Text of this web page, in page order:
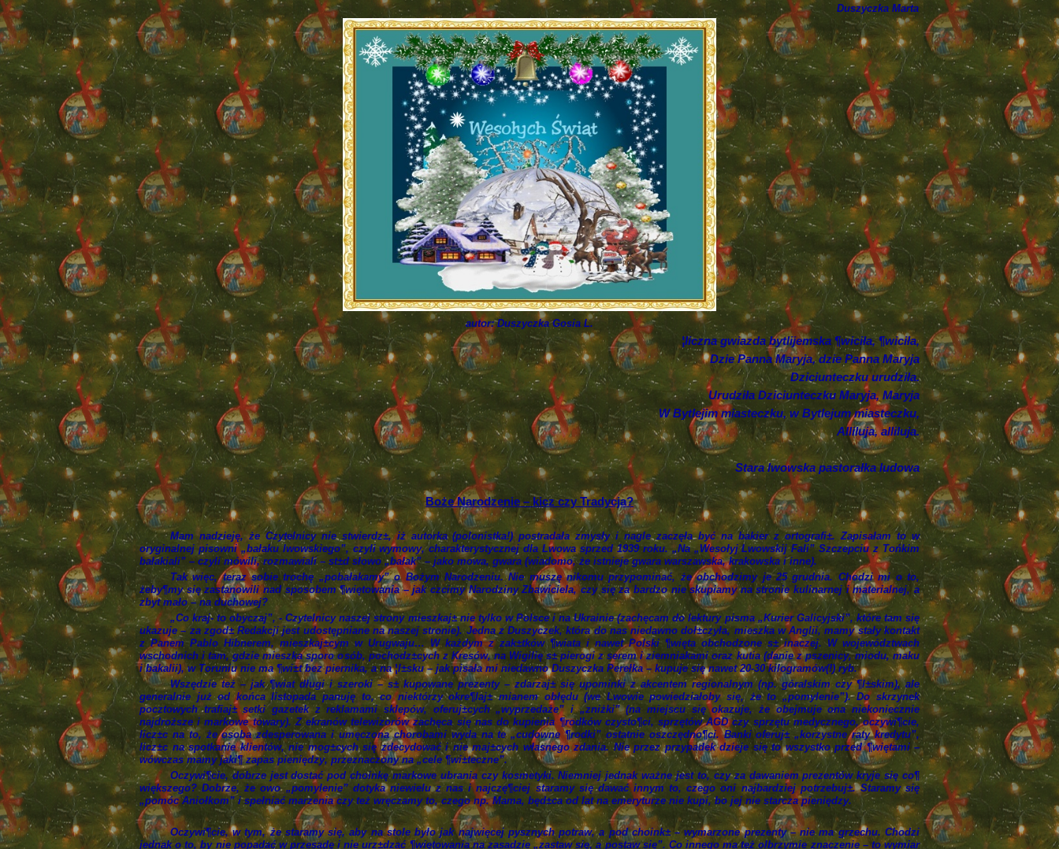
Duszyczka Marta
autor: Duszyczka Gosia L.
¦liczna gwiazda bytlijemska ¶wiciła, ¶wiciła,
Dzie Panna Maryja, dzie Panna Maryja
Dziciunteczku urudziła.
Urudziła Dziciunteczku Maryja, Maryja
W Bytlejim miasteczku, w Bytlejum miasteczku,
Alliluja, alliluja.
Stara lwowska pastorałka ludowa
Boże Narodzenie – kicz czy Tradycja?
Mam nadzieję, że Czytelnicy nie stwierdz±, iż autorka (polonistka!) postradała zmysły i nagle zaczęła być na bakier z ortografi±. Zapisałam to w
oryginalnej pisowni „bałaku lwowskiego”, czyli wymowy, charakterystycznej dla Lwowa sprzed 1939 roku. „Na „Wesołyj Lwowskij Fali” Szczepciu z Tońkim
bałakiali” – czyli mówili, rozmawiali – st±d słowo „bałak” – jako mowa, gwara (wiadomo, że istnieje gwara warszawska, krakowska i inne).
Tak więc, teraz sobie trochę „pobałakamy” o Bożym Narodzeniu. Nie muszę nikomu przypominać, że obchodzimy je 25 grudnia. Chodzi mi o to,
żeby¶my się zastanowili nad sposobem ¶więtowania – jak czcimy Narodziny Zbawiciela, czy się za bardzo nie skupiamy na stronie kulinarnej i materialnej, a
zbyt mało – na duchowej?
„Co kraj- to obyczaj”, - Czytelnicy naszej strony mieszkaj± nie tylko w Polsce i na Ukrainie (zachęcam do lektury pisma „Kurier Galicyjski”, które tam się
ukazuje – za zgod± Redakcji jest udostępniane na naszej stronie). Jedna z Duszyczek, która do nas niedawno doł±czyła, mieszka w Anglii, mamy stały kontakt
z Panem Pablo Hibnerem, mieszkaj±cym w Urugwaju… W każdym z zak±tków ¶wiata i nawet Polski ¶więta obchodzone s± inaczej. W województwach
wschodnich i tam, gdzie mieszka sporo osób, pochodz±cych z Kresów, na Wigilię s± pierogi z serem i ziemniakami oraz kutia (danie z pszenicy, miodu, maku
i bakalii), w Toruniu nie ma ¶wi±t bez piernika, a na ¦l±sku – jak pisała mi niedawno Duszyczka Perełka – kupuje się nawet 20-30 kilogramów(!) ryb.
Wszędzie też – jak ¶wiat długi i szeroki – s± kupowane prezenty – zdarzaj± się upominki z akcentem regionalnym (np. góralskim czy ¶l±skim), ale
generalnie już od końca listopada panuję to, co niektórzy okre¶laj± mianem obłędu (we Lwowie powiedziałoby się, że to „pomylenie”). Do skrzynek
pocztowych trafiaj± setki gazetek z reklamami sklepów, oferuj±cych „wyprzedaże” i „zniżki” (na miejscu się okazuje, że obejmuje ona niekoniecznie
najdroższe i markowe towary). Z ekranów telewizorów zachęca się nas do kupienia ¶rodków czysto¶ci, sprzętów AGD czy sprzętu medycznego, oczywi¶cie,
licz±c na to, że osoba zdesperowana i umęczona chorobami wyda na te „cudowne ¶rodki” ostatnie oszczędno¶ci. Banki oferuj± „korzystne raty kredytu”,
licz±c na spotkanie klientów, nie mog±cych się zdecydować i nie maj±cych własnego zdania. Nie przez przypadek dzieje się to wszystko przed ¶więtami –
wówczas mamy jaki¶ zapas pieniędzy, przeznaczony na „cele ¶wi±teczne”.
Oczywi¶cie, dobrze jest dostać pod choinkę markowe ubrania czy kosmetyki. Niemniej jednak ważne jest to, czy za dawaniem prezentów kryje się co¶
większego? Dobrze, że owo „pomylenie” dotyka niewielu z nas i najczę¶ciej staramy się dawać innym to, czego oni najbardziej potrzebuj±. Staramy się
„pomóc Aniołkom” i spełniać marzenia czy też wręczamy to, czego np. Mama, będ±ca od lat na emeryturze nie kupi, bo jej nie starcza pieniędzy.
Oczywi¶cie, w tym, że staramy się, aby na stole było jak najwięcej pysznych potraw, a pod choink± – wymarzone prezenty – nie ma grzechu. Chodzi
jednak o to, by nie popadać w przesadę i nie urz±dzać ¶więtowania na zasadzie „zastaw się, a postaw się”. Co innego ma też olbrzymie znaczenie – to wymiar